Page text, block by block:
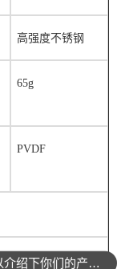
高强度不锈钢
65g
PVDF